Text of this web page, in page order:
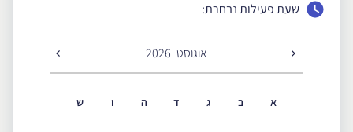
שעת פעילות נבחרת:
אוגוסט 2026
א ב ג ד ה ו ש